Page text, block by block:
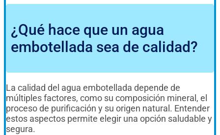
¿Qué hace que un agua
embotellada sea de calidad?
La calidad del agua embotellada depende de
múltiples factores, como su composición mineral, el
proceso de purificación y su origen natural. Entender
estos aspectos permite elegir una opción saludable y
segura.